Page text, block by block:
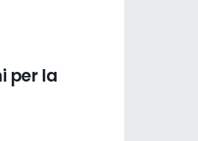
per la